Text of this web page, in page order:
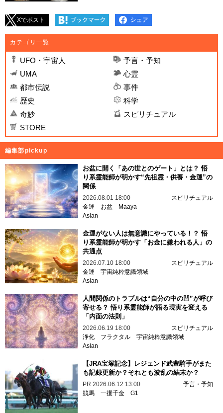
Xでポスト
カテゴリ一覧
UFO・宇宙人
予言・予知
UMA
心霊
都市伝説
事件
歴史
科学
奇妙
スピリチュアル
STORE
編集部pickup
お盆に開く「あの世とのゲート」とは？ 悟
り系霊能師が明かす“先祖霊・供養・金運”の
関係
2026.08.01 18:00
スピリチュアル
金運
お盆
Maaya
Aslan
金運がない人は無意識にやっている！？ 悟
り系霊能師が明かす「お金に嫌われる人」の
共通点
2026.07.10 18:00
スピリチュアル
金運 宇宙純粋意識領域
Aslan
人間関係のトラブルは“自分の中の凹”が呼び
寄せる？ 悟り系霊能師が語る現実を変える
「内面の法則」
2026.06.19 18:00
スピリチュアル
浄化
フラクタル 宇宙純粋意識領域
Aslan
【JRA宝塚記念】レジェンド武豊騎手がまた
も記録更新か？それとも波乱の結末か？
PR 2026.06.12 13:00
予言・予知
競馬 一攫千金 G1